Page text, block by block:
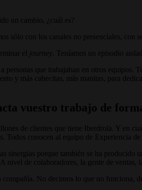
un cambio, ¿cuál es?
sólo con los canales no presenciales,
el
journey . Teníamos un episodio
que trabajaban en otros equipos.
y más cabecitas, más manitas, para
vuestro trabajo de
de clientes que tiene Iberdrola. Y en
Todos conocen al equipo de Experiencia de
sinergias porque también se ha
nivel de colaboradores, la gente de
No decimos lo que no funciona,